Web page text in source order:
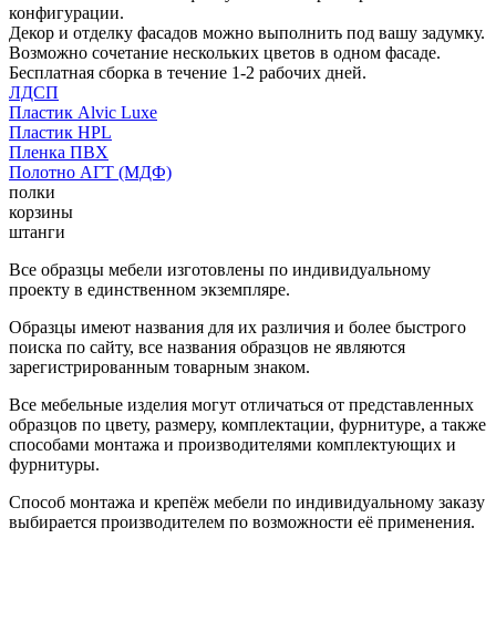
конфигурации.
Декор и отделку фасадов можно выполнить под вашу задумку.
Возможно сочетание нескольких цветов в одном фасаде.
Бесплатная сборка в течение 1-2 рабочих дней.
ЛДСП
Пластик Alvic Luxe
Пластик HPL
Пленка ПВХ
Полотно АГТ (МДФ)
полки
корзины
штанги
Все образцы мебели изготовлены по индивидуальному
проекту в единственном экземпляре.
Образцы имеют названия для их различия и более быстрого
поиска по сайту, все названия образцов не являются
зарегистрированным товарным знаком.
Все мебельные изделия могут отличаться от представленных
образцов по цвету, размеру, комплектации, фурнитуре, а также
способами монтажа и производителями комплектующих и
фурнитуры.
Способ монтажа и крепёж мебели по индивидуальному заказу
выбирается производителем по возможности её применения.